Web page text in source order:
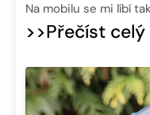
Na mobilu se mi líbí
>>Přečíst